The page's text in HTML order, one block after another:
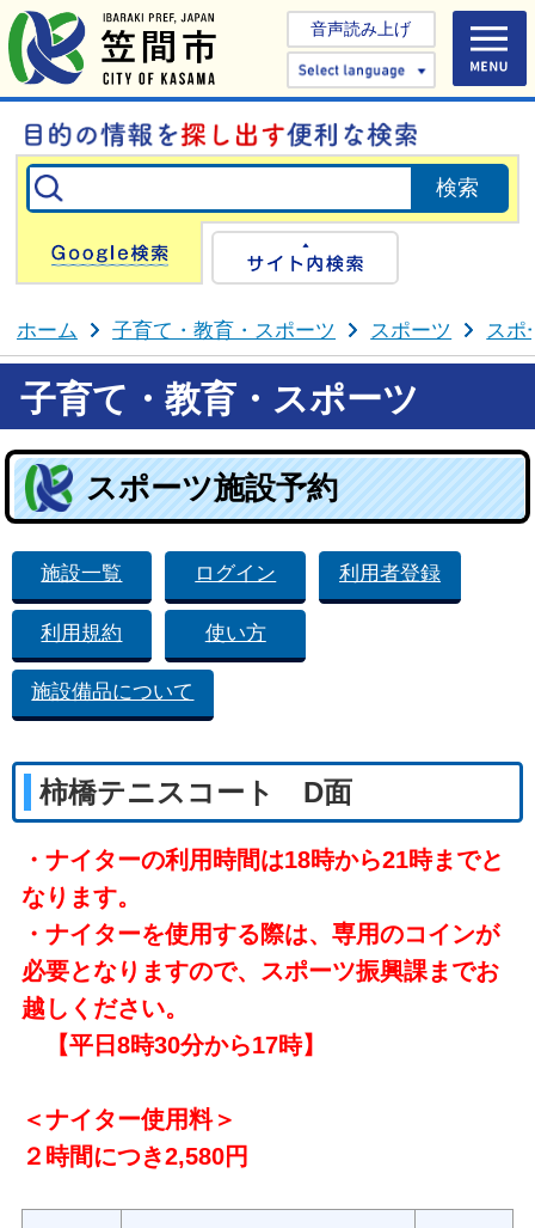
音声読み上げ
Select
Google検索
ホーム 子育て・教育・スポーツ スポーツ スポ
子育て・教育・スポーツ
スポーツ施設予約
施設一覧 ログイン 利用者登録
利用規約 使い方
施設備品について
柿橋テニスコート D面
・ナイターの利用時間は18時から21時までと
なります。
・ナイターを使用する際は、専用のコインが
必要となりますので、スポーツ振興課までお
越しください。
【平日8時30分から17時】
＜ナイター使用料＞
２時間につき2,580円